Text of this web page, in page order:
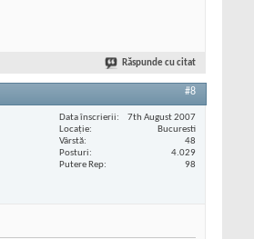
Răspunde cu citat
#8
Data înscrierii
7th August 2007
Locaţie
Bucuresti
Vârstă
48
Posturi
4.029
Putere Rep
98